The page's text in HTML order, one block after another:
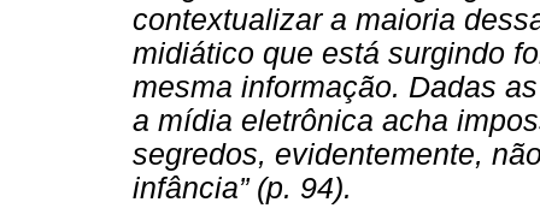
contextualizar a maioria
midiático que está surgindo
mesma informação. Dadas
a mídia eletrônica acha
segredos, evidentemente,
infância” (p. 94).